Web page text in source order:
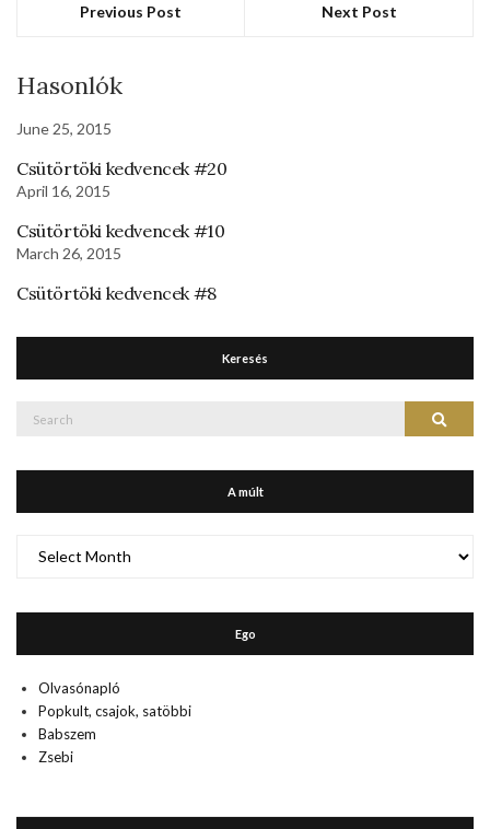
Previous Post Next Post
Hasonlók
June 25, 2015
Csütörtöki kedvencek #20
April 16, 2015
Csütörtöki kedvencek #10
March 26, 2015
Csütörtöki kedvencek #8
Keresés
Search
A múlt
múlt
Ego
Olvasónapló
Popkult, csajok, satöbbi
Babszem
Zsebi